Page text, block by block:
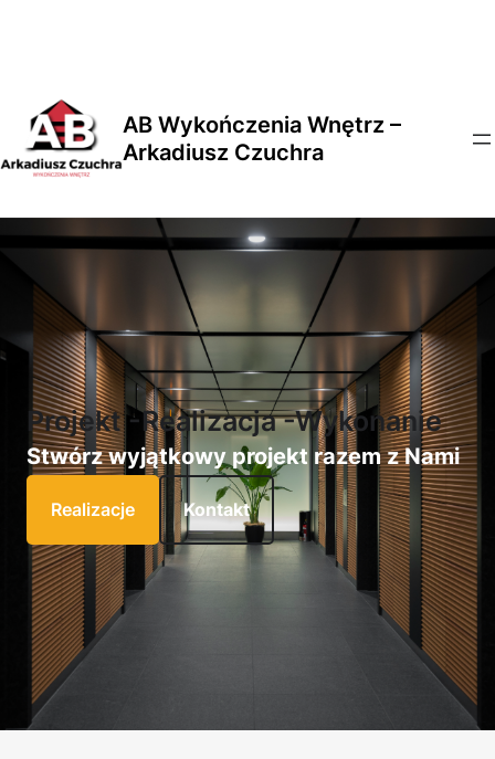
AB Wykończenia Wnętrz –
Arkadiusz Czuchra
Projekt -Realizacja -Wykonanie
Stwórz wyjątkowy projekt razem z Nami
Realizacje Kontakt